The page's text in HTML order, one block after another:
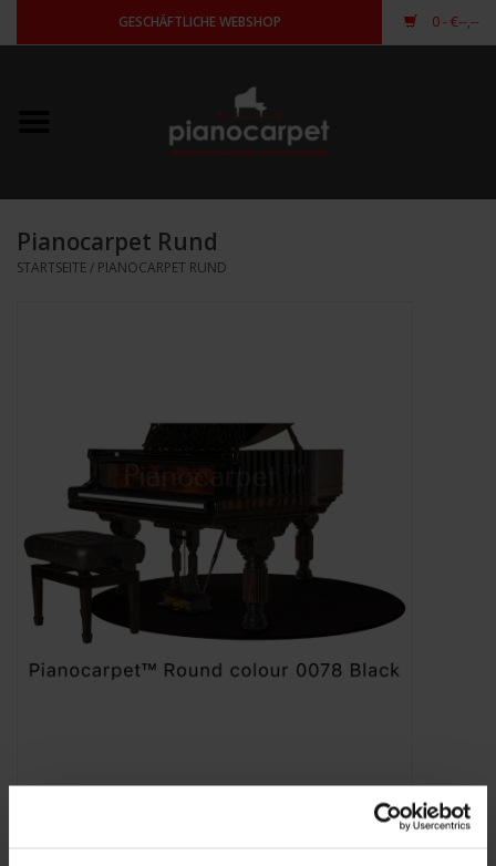
GESCHÄFTLICHE WEBSHOP 0- €--,--
Für Flügel
Pianocarpet Rund
STARTSEITE/ PIANOCARPET RUND